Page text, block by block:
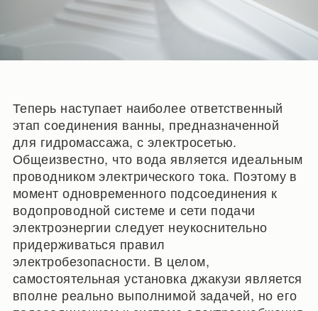
Теперь наступает наиболее ответственный
этап соединения ванны, предназначенной
для гидромассажа, с электросетью.
Общеизвестно, что вода является идеальным
проводником электрического тока. Поэтому в
момент одновременного подсоединения к
водопроводной системе и сети подачи
электроэнергии следует неукоснительно
придерживаться правил
электробезопасности. В целом,
самостоятельная установка джакузи является
вполне реально выполнимой задачей, но его